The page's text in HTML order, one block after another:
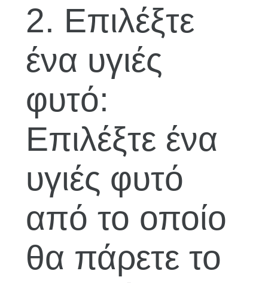
2. Επιλέξτε
ένα υγιές
φυτό:
Επιλέξτε ένα
υγιές φυτό
από το οποίο
θα πάρετε το